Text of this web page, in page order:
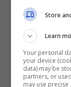
Store
Learn
Your personal
your device
data) may be
partners, or
may use